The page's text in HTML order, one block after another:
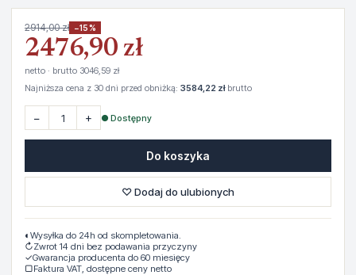
2914,00 zł −15%
2476,90 zł
netto · brutto 3046,59 zł
Najniższa cena z 30 dni przed obniżką: 3584,22 złbrutto
− + ● Dostępny
Do koszyka
♡ Dodaj do ulubionych
◐ Wysyłka do 24h od skompletowania.
↻Zwrot 14 dni bez podawania przyczyny
✓Gwarancja producenta do 60 miesięcy
▢Faktura VAT, dostępne ceny netto